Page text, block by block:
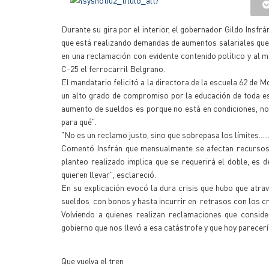
Durante su gira por el interior, el gobernador Gildo
que está realizando demandas de aumentos salariales
en una reclamación con evidente contenido político y al
C-25 el ferrocarril Belgrano.
El mandatario felicitó a la directora de la escuela 62 de
un alto grado de compromiso por la educación de toda
aumento de sueldos es porque no está en condiciones,
para qué".
"No es un reclamo justo, sino que sobrepasa los
Comentó Insfrán que mensualmente se afectan
planteo realizado implica que se requerirá el doble, es
quieren llevar", esclareció.
En su explicación evocó la dura crisis que hubo que
sueldos con bonos y hasta incurrir en retrasos con los
Volviendo a quienes realizan reclamaciones que
gobierno que nos llevó a esa catástrofe y que hoy
Que vuelva el tren